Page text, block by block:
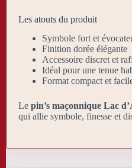
Les atouts du produit
Symbole fort et
Finition dorée élégante
Accessoire discret et
Idéal pour une tenue
Format compact et
Le pin’s maçonnique Lac
qui allie symbole, finesse et